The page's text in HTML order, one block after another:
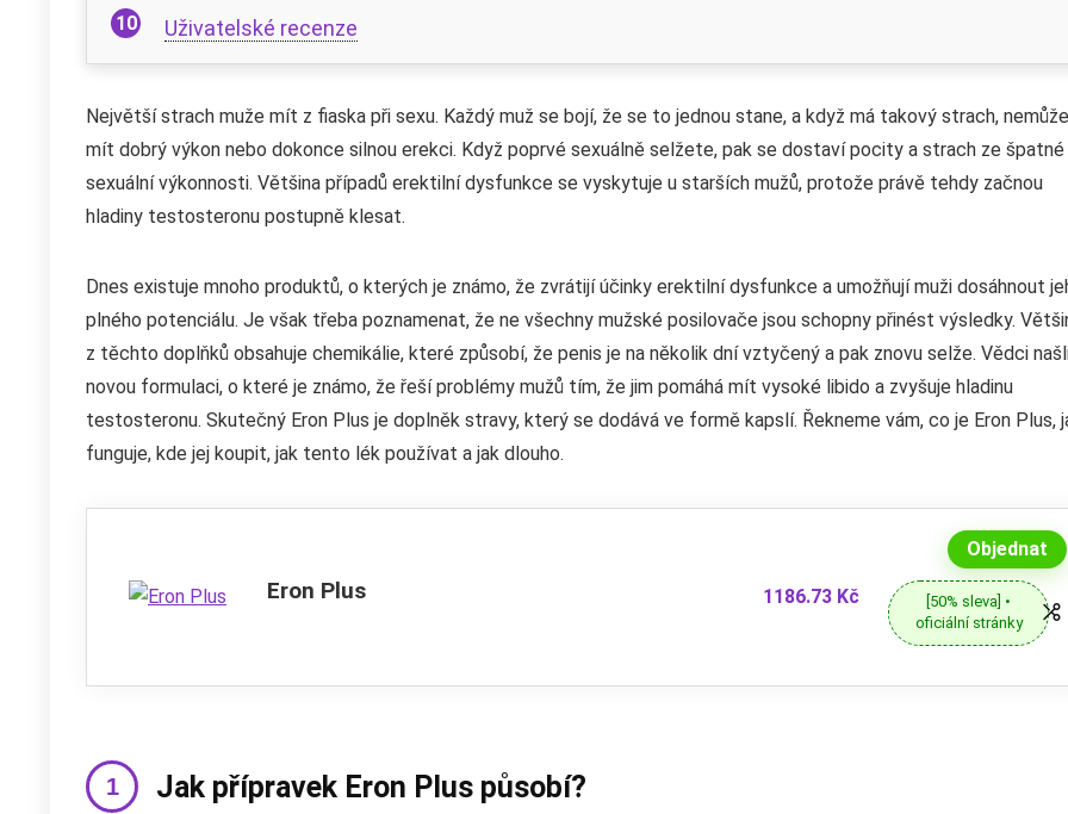
Uživatelské recenze
Největší strach muže mít z fiaska při sexu. Každý muž se bojí, že se to jednou stane, a když má takový strach, nemůže
mít dobrý výkon nebo dokonce silnou erekci. Když poprvé sexuálně selžete, pak se dostaví pocity a strach ze špatné
sexuální výkonnosti. Většina případů erektilní dysfunkce se vyskytuje u starších mužů, protože právě tehdy začnou
hladiny testosteronu postupně klesat.
Dnes existuje mnoho produktů, o kterých je známo, že zvrátijí účinky erektilní dysfunkce a umožňují muži dosáhnout
plného potenciálu. Je však třeba poznamenat, že ne všechny mužské posilovače jsou schopny přinést výsledky.
z těchto doplňků obsahuje chemikálie, které způsobí, že penis je na několik dní vztyčený a pak znovu selže. Vědci
novou formulaci, o které je známo, že řeší problémy mužů tím, že jim pomáhá mít vysoké libido a zvyšuje hladinu
testosteronu. Skutečný Eron Plus je doplněk stravy, který se dodává ve formě kapslí. Řekneme vám, co je Eron Plus,
funguje, kde jej koupit, jak tento lék používat a jak dlouho.
Eron Plus 1186.73 Kč
Objednat
[50% sleva] •
oficiální stránky
Jak přípravek Eron Plus působí?